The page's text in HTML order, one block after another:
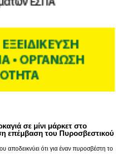
σε μίνι μάρκετ στο
επέμβαση του Πυροσβεστικού
αποδεικνύει ότι για έναν πυροσβέστη το